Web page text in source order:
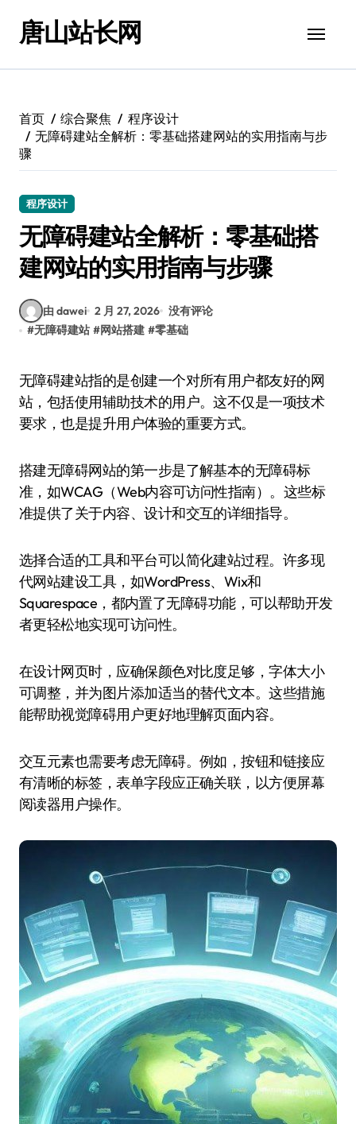
唐山站长网
首页 综合聚焦
程序设计
无障碍建站全解析：零基础搭建网站的实用指南与步
骤
程序设计
无障碍建站全解析：零基础搭
建网站的实用指南与步骤
由 dawei 2 月 27, 2026 没有评论
#无障碍建站 #网站搭建 #零基础
无障碍建站指的是创建一个对所有用户都友好的网
站，包括使用辅助技术的用户。这不仅是一项技术
要求，也是提升用户体验的重要方式。
搭建无障碍网站的第一步是了解基本的无障碍标
准，如WCAG（Web内容可访问性指南）。这些标
准提供了关于内容、设计和交互的详细指导。
选择合适的工具和平台可以简化建站过程。许多现
代网站建设工具，如WordPress、Wix和
Squarespace，都内置了无障碍功能，可以帮助开发
者更轻松地实现可访问性。
在设计网页时，应确保颜色对比度足够，字体大小
可调整，并为图片添加适当的替代文本。这些措施
能帮助视觉障碍用户更好地理解页面内容。
交互元素也需要考虑无障碍。例如，按钮和链接应
有清晰的标签，表单字段应正确关联，以方便屏幕
阅读器用户操作。